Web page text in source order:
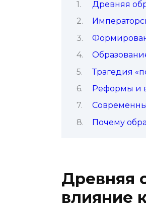
Древняя
Трагедия
Реформы и
Почему
Древняя
влияние